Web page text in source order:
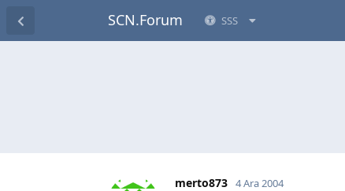
SCN.Forum SSS
merto873 4 Ara 2004